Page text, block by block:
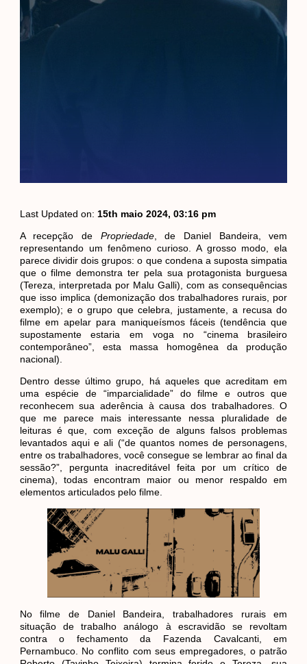
Last Updated on: 15th maio 2024, 03:16 pm
A recepção de Propriedade, de Daniel Bandeira, vem
representando um fenômeno curioso. A grosso modo, ela
parece dividir dois grupos: o que condena a suposta simpatia
que o filme demonstra ter pela sua protagonista burguesa
(Tereza, interpretada por Malu Galli), com as consequências
que isso implica (demonização dos trabalhadores rurais, por
exemplo); e o grupo que celebra, justamente, a recusa do
filme em apelar para maniqueísmos fáceis (tendência que
supostamente estaria em voga no “cinema brasileiro
contemporâneo”, esta massa homogênea da produção
nacional).
Dentro desse último grupo, há aqueles que acreditam em
uma espécie de “imparcialidade” do filme e outros que
reconhecem sua aderência à causa dos trabalhadores. O
que me parece mais interessante nessa pluralidade de
leituras é que, com exceção de alguns falsos problemas
levantados aqui e ali (“de quantos nomes de personagens,
entre os trabalhadores, você consegue se lembrar ao final da
sessão?”, pergunta inacreditável feita por um crítico de
cinema), todas encontram maior ou menor respaldo em
elementos articulados pelo filme.
No filme de Daniel Bandeira, trabalhadores rurais em
situação de trabalho análogo à escravidão se revoltam
contra o fechamento da Fazenda Cavalcanti, em
Pernambuco. No conflito com seus empregadores, o patrão